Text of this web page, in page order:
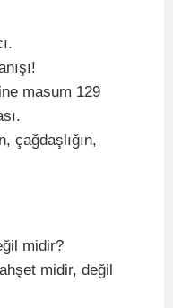
masum 129
çağdaşlığın,
midir?
midir, değil